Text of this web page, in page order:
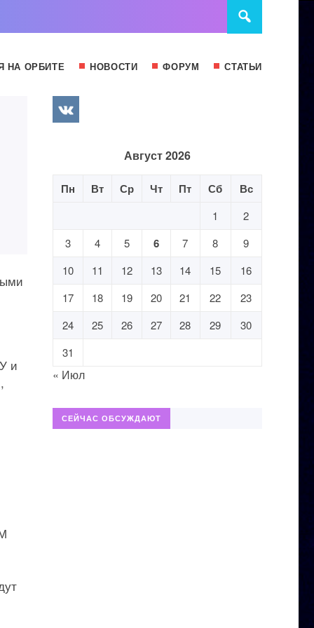
НА ОРБИТЕ НОВОСТИ ФОРУМ СТАТЬИ
и
Август 2026
Пн Вт Ср Чт Пт Сб Вс
1
2
3
4 5 6 7 8
9
10
11 12 13 14 15
16
17
18 19 20 21 22
23
24
25 26 27 28 29
30
31
« Июл
СЕЙЧАС ОБСУЖДАЮТ